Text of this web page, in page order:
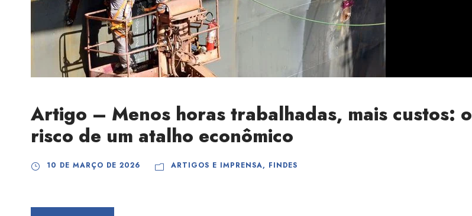
Artigo – Menos horas trabalhadas, mais custos: o
risco de um atalho econômico
10 DE MARÇO DE 2026 ARTIGOS E IMPRENSA, FINDES